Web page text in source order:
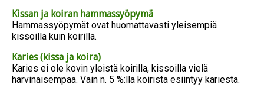
Kissan ja koiran hammassyöpymä
Hammassyöpymät ovat huomattavasti yleisempiä
kissoilla kuin koirilla.
Karies (kissa ja koira)
Karies ei ole kovin yleistä koirilla, kissoilla vielä
harvinaisempaa. Vain n. 5 %:lla koirista esiintyy kariesta.